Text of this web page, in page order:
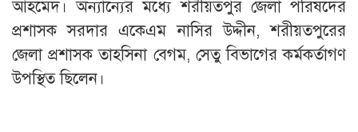
আহমেদ। অন্যান্যের মধ্যে শরীয়তপুর জেলা পরিষদের
প্রশাসক সরদার একেএম নাসির উদ্দীন, শরীয়তপুরের
জেলা প্রশাসক তাহসিনা বেগম, সেতু বিভাগের কর্মকর্তাগণ
উপস্থিত ছিলেন।